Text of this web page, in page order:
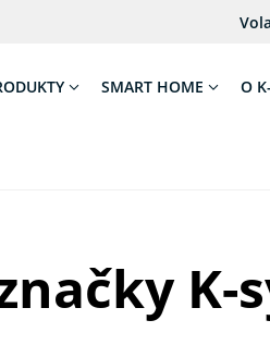
SMART HOME O
K-